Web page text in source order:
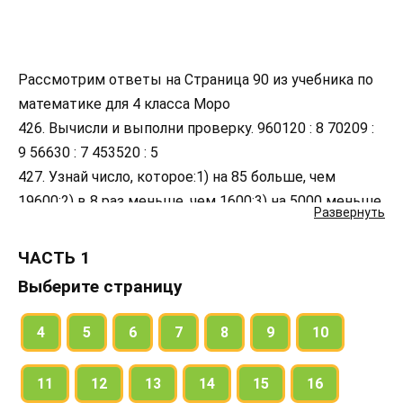
Развернуть
Рассмотрим ответы на Страница 90 из учебника по
математике для 4 класса Моро
426. Вычисли и выполни проверку. 960120 : 8 70209 :
9 56630 : 7 453520 : 5
427. Узнай число, которое:1) на 85 больше, чем
19600;2) в 8 раз меньше, чем 1600;3) на 5000 меньше,
428. Ане 12 лет. Она в 3 раза старше брата. На
429. Спектакль для детей начался в 11 ч и закончился
в 12 ч 35 мин. Сколько времени длился этот
спектакль?
430. Рабочие должны посадить 350 саженцев
кустов. В первый день они посадили одну седьмую
ЧАСТЬ 1
Выберите страницу
4 5 6 7 8 9 10
11 12 13 14 15 16